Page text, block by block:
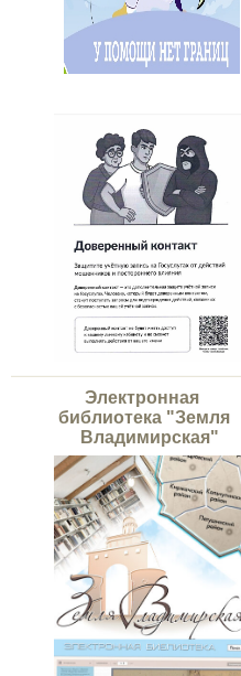
Электронная
библиотека "Земля
Владимирская"